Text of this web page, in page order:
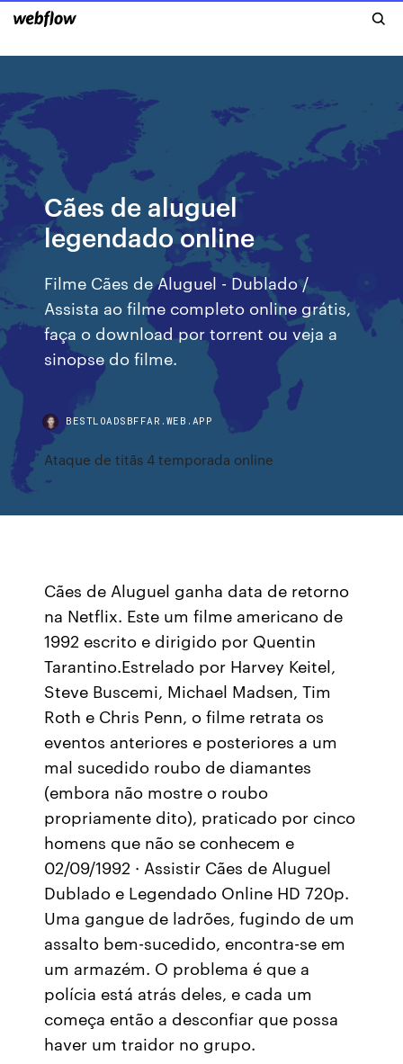
Cães de aluguel
legendado online
Filme Cães de Aluguel - Dublado /
Assista ao filme completo online grátis,
faça o download por torrent ou veja a
sinopse do filme.
BESTLOADSBFFAR.WEB.APP
Ataque de titãs 4 temporada online
Cães de Aluguel ganha data de retorno
na Netflix. Este um filme americano de
1992 escrito e dirigido por Quentin
Tarantino.Estrelado por Harvey Keitel,
Steve Buscemi, Michael Madsen, Tim
Roth e Chris Penn, o filme retrata os
eventos anteriores e posteriores a um
mal sucedido roubo de diamantes
(embora não mostre o roubo
propriamente dito), praticado por cinco
homens que não se conhecem e
02/09/1992 · Assistir Cães de Aluguel
Dublado e Legendado Online HD 720p.
Uma gangue de ladrões, fugindo de um
assalto bem-sucedido, encontra-se em
um armazém. O problema é que a
polícia está atrás deles, e cada um
começa então a desconfiar que possa
haver um traidor no grupo.